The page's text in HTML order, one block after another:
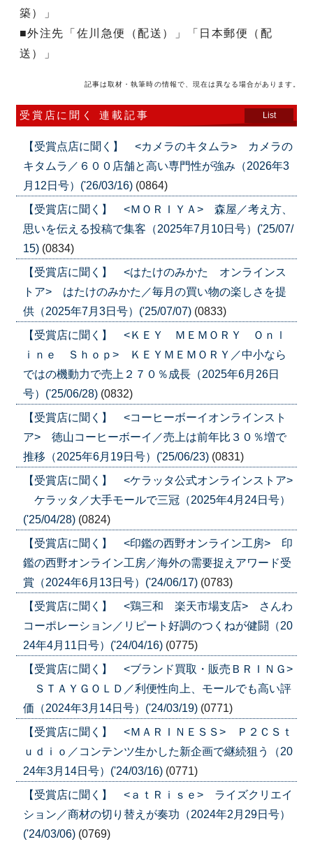
築）」
■外注先「佐川急便（配送）」「日本郵便（配
送）」
記事は取材・執筆時の情報で、現在は異なる場合があります。
受賞店に聞く 連載記事 List
【受賞点店に聞く】 <カメラのキタムラ> カメラの
キタムラ／６００店舗と高い専門性が強み（2026年3
月12日号）('26/03/16) (0864)
【受賞店に聞く】 <ＭＯＲＩＹＡ> 森屋／考え方、
思いを伝える投稿で集客（2025年7月10日号）('25/07/
15) (0834)
【受賞店に聞く】 <はたけのみかた オンラインス
トア> はたけのみかた／毎月の買い物の楽しさを提
供（2025年7月3日号）('25/07/07) (0833)
【受賞店に聞く】 <ＫＥＹ ＭＥＭＯＲＹ Ｏｎｌ
ｉｎｅ Ｓｈｏｐ> ＫＥＹＭＥＭＯＲＹ／中小なら
ではの機動力で売上２７０％成長（2025年6月26日
号）('25/06/28) (0832)
【受賞店に聞く】 <コーヒーボーイオンラインスト
ア> 徳山コーヒーボーイ／売上は前年比３０％増で
推移（2025年6月19日号）('25/06/23) (0831)
【受賞店に聞く】 <ケラッタ公式オンラインストア>
ケラッタ／大手モールで三冠（2025年4月24日号）
('25/04/28) (0824)
【受賞店に聞く】 <印鑑の西野オンライン工房> 印
鑑の西野オンライン工房／海外の需要捉えアワード受
賞（2024年6月13日号）('24/06/17) (0783)
【受賞店に聞く】 <鶏三和 楽天市場支店> さんわ
コーポレーション／リピート好調のつくねが健闘（20
24年4月11日号）('24/04/16) (0775)
【受賞店に聞く】 <ブランド買取・販売ＢＲＩＮＧ>
ＳＴＡＹＧＯＬＤ／利便性向上、モールでも高い評
価（2024年3月14日号）('24/03/19) (0771)
【受賞店に聞く】 <ＭＡＲＩＮＥＳＳ> Ｐ２ＣＳｔ
ｕｄｉｏ／コンテンツ生かした新企画で継続狙う（20
24年3月14日号）('24/03/16) (0771)
【受賞店に聞く】 <ａｔＲｉｓｅ> ライズクリエイ
ション／商材の切り替えが奏功（2024年2月29日号）
('24/03/06) (0769)